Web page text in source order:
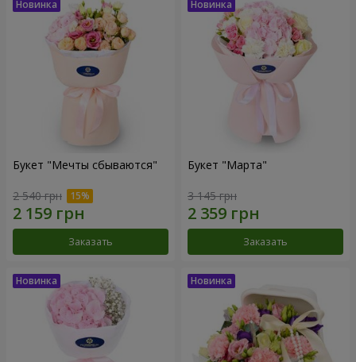
Букет "Мечты сбываются"
2 540 грн
Заказать
Букет "Марта"
3 145 грн
Заказать